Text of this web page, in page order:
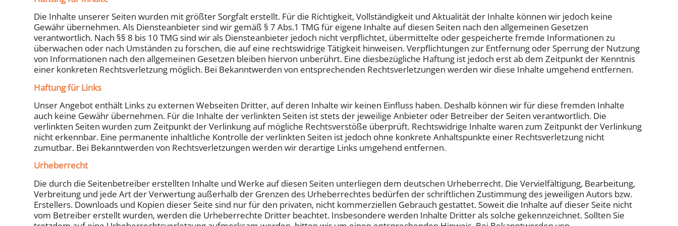
Die Inhalte unserer Seiten wurden mit größter Sorgfalt erstellt. Für die Richtigkeit, Vollständigkeit und Aktualität der Inhalte können wir jedoch keine
Gewähr übernehmen. Als Diensteanbieter sind wir gemäß § 7 Abs.1 TMG für eigene Inhalte auf diesen Seiten nach den allgemeinen Gesetzen
verantwortlich. Nach §§ 8 bis 10 TMG sind wir als Diensteanbieter jedoch nicht verpflichtet, übermittelte oder gespeicherte fremde Informationen zu
überwachen oder nach Umständen zu forschen, die auf eine rechtswidrige Tätigkeit hinweisen. Verpflichtungen zur Entfernung oder Sperrung der Nutzung
von Informationen nach den allgemeinen Gesetzen bleiben hiervon unberührt. Eine diesbezügliche Haftung ist jedoch erst ab dem Zeitpunkt der Kenntnis
einer konkreten Rechtsverletzung möglich. Bei Bekanntwerden von entsprechenden Rechtsverletzungen werden wir diese Inhalte umgehend entfernen.
Haftung für Links
Unser Angebot enthält Links zu externen Webseiten Dritter, auf deren Inhalte wir keinen Einfluss haben. Deshalb können wir für diese fremden Inhalte
auch keine Gewähr übernehmen. Für die Inhalte der verlinkten Seiten ist stets der jeweilige Anbieter oder Betreiber der Seiten verantwortlich. Die
verlinkten Seiten wurden zum Zeitpunkt der Verlinkung auf mögliche Rechtsverstöße überprüft. Rechtswidrige Inhalte waren zum Zeitpunkt der Verlinkung
nicht erkennbar. Eine permanente inhaltliche Kontrolle der verlinkten Seiten ist jedoch ohne konkrete Anhaltspunkte einer Rechtsverletzung nicht
zumutbar. Bei Bekanntwerden von Rechtsverletzungen werden wir derartige Links umgehend entfernen.
Urheberrecht
Die durch die Seitenbetreiber erstellten Inhalte und Werke auf diesen Seiten unterliegen dem deutschen Urheberrecht. Die Vervielfältigung, Bearbeitung,
Verbreitung und jede Art der Verwertung außerhalb der Grenzen des Urheberrechtes bedürfen der schriftlichen Zustimmung des jeweiligen Autors bzw.
Erstellers. Downloads und Kopien dieser Seite sind nur für den privaten, nicht kommerziellen Gebrauch gestattet. Soweit die Inhalte auf dieser Seite nicht
vom Betreiber erstellt wurden, werden die Urheberrechte Dritter beachtet. Insbesondere werden Inhalte Dritter als solche gekennzeichnet. Sollten Sie